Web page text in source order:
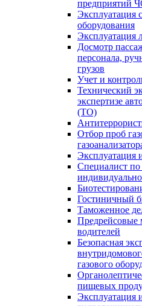
предприятий
Эксплуатация
оборудования
Эксплуатация
Досмотр
персонала,
грузов
Учет и
Технический
экспертизе
(ТО)
Отбор проб
Эксплуатация
Специалист по
Гостиничный
Таможенное
Предрейсовые
водителей
Безопасная
газового
пищевых
Эксплуатация